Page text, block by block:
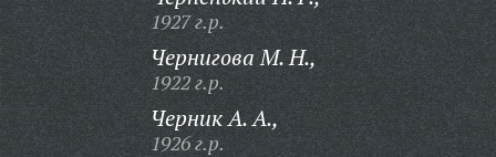
1927 г.р.
Чернигова М. Н.,
1922 г.р.
Черник А. А.,
1926 г.р.